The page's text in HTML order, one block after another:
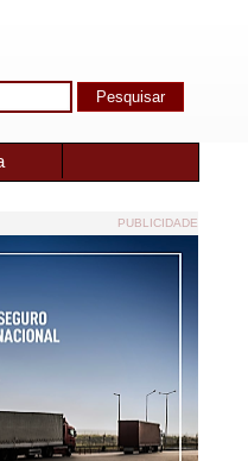
PUBLICIDADE